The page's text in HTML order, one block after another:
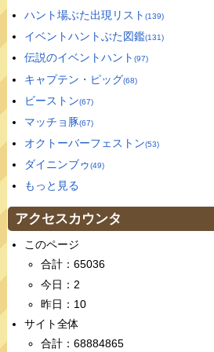
ハント場ぶた出現リスト (139)
イベントハントぶた図鑑(131)
伝説のイベントハント (97)
キャプテン・ピッグ(68)
ビーストン(67)
マッチョ豚(67)
オクトーバーフェストン(53)
ダイニンブゥ(49)
もっと見る
アクセスカウンタ
このページ
合計：65036
今日：2
昨日：10
サイト全体
合計：68884865